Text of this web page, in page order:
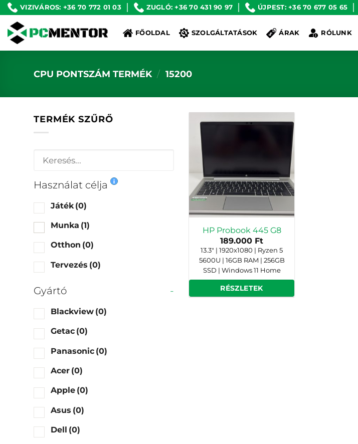
Skip
content
VIZIVÁROS: +36 70 772 01 03 ZUGLÓ: +36 70 431 90 97 ÚJPEST: +36 70 677 05 65
FŐOLDAL SZOLGÁLTATÁSOK ÁRAK RÓLUNK
CPU PONTSZÁM TERMÉK / 15200
TERMÉK SZŰRŐ
Használat célja
Játék (0)
Munka (1)
Otthon (0)
Tervezés (0)
Gyártó -
Blackview (0)
Getac (0)
Panasonic (0)
Acer (0)
Apple (0)
Asus (0)
Dell (0)
HP Probook 445 G8
189.000 Ft
13.3" | 1920x1080 | Ryzen 5
5600U | 16GB RAM | 256GB
SSD | Windows 11 Home
RÉSZLETEK